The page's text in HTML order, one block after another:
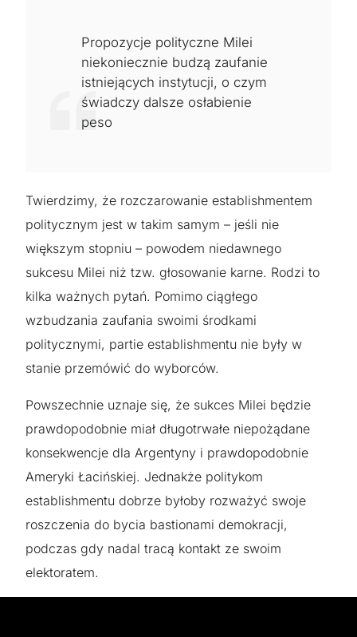
Propozycje polityczne Milei
niekoniecznie budzą zaufanie
istniejących instytucji, o czym
świadczy dalsze osłabienie
peso
Twierdzimy, że rozczarowanie establishmentem
politycznym jest w takim samym – jeśli nie
większym stopniu – powodem niedawnego
sukcesu Milei niż tzw. głosowanie karne. Rodzi to
kilka ważnych pytań. Pomimo ciągłego
wzbudzania zaufania swoimi środkami
politycznymi, partie establishmentu nie były w
stanie przemówić do wyborców.
Powszechnie uznaje się, że sukces Milei będzie
prawdopodobnie miał długotrwałe niepożądane
konsekwencje dla Argentyny i prawdopodobnie
Ameryki Łacińskiej. Jednakże politykom
establishmentu dobrze byłoby rozważyć swoje
roszczenia do bycia bastionami demokracji,
podczas gdy nadal tracą kontakt ze swoim
elektoratem.